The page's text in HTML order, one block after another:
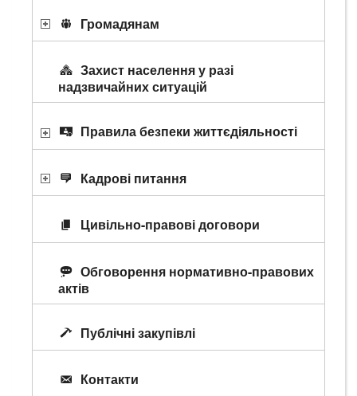
Громадянам
Захист населення у разі
надзвичайних ситуацій
Правила безпеки життєдіяльності
Кадрові питання
Цивільно-правові договори
Обговорення нормативно-правових
актів
Публічні закупівлі
Контакти